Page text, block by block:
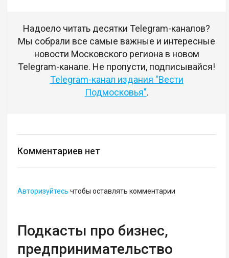
Надоело читать десятки Telegram-каналов?
Мы собрали все самые важные и интересные
новости Московского региона в новом
Telegram-канале. Не пропусти, подписывайся!
Telegram-канал издания "Вести
Подмосковья".
Комментариев нет
Авторизуйтесь чтобы оставлять комментарии
Подкасты про бизнес,
предпринимательство